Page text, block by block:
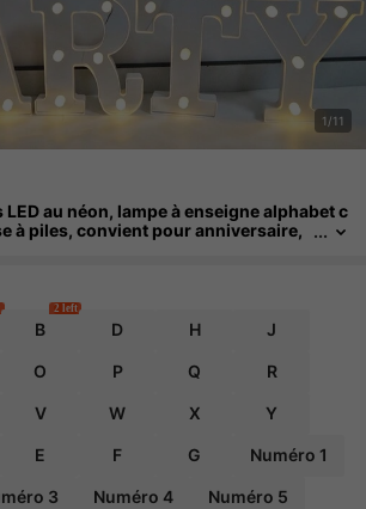
1/11
au néon, lampe à enseigne alphabet c
à piles, convient pour anniversaire,
B
2 left
D H J
O P Q R
V W X Y
E F G Numéro 1
3 Numéro 4 Numéro 5